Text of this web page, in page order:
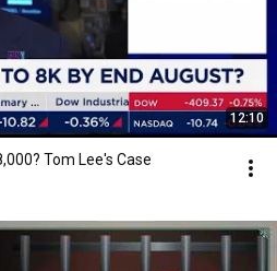
12:10
Tom Lee's Case